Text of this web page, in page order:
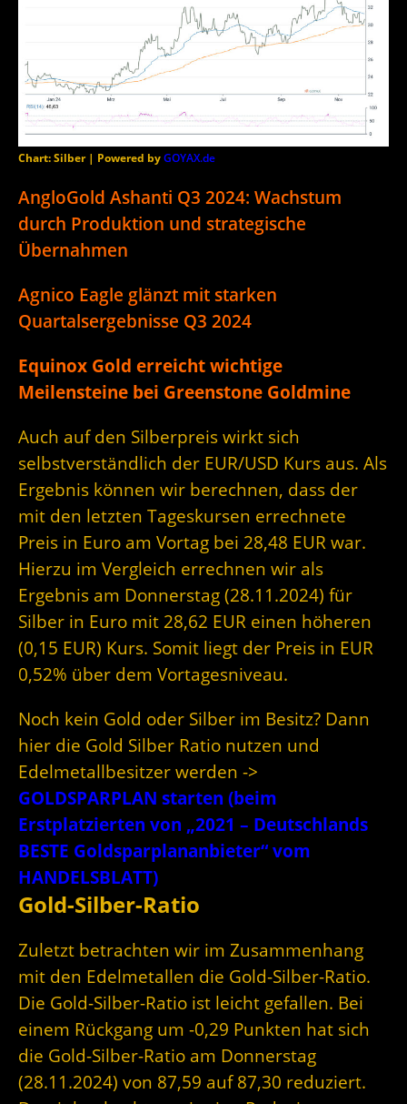
Chart: Silber | Powered byGOYAX.de
AngloGold Ashanti Q3 2024: Wachstum
durch Produktion und strategische
Übernahmen
Agnico Eagle glänzt mit starken
Quartalsergebnisse Q3 2024
Equinox Gold erreicht wichtige
Meilensteine bei Greenstone Goldmine
Auch auf den Silberpreis wirkt sich
selbstverständlich der EUR/USD Kurs aus. Als
Ergebnis können wir berechnen, dass der
mit den letzten Tageskursen errechnete
Preis in Euro am Vortag bei 28,48 EUR war.
Hierzu im Vergleich errechnen wir als
Ergebnis am Donnerstag (28.11.2024) für
Silber in Euro mit 28,62 EUR einen höheren
(0,15 EUR) Kurs. Somit liegt der Preis in EUR
0,52% über dem Vortagesniveau.
Noch kein Gold oder Silber im Besitz? Dann
hier die Gold Silber Ratio nutzen und
Edelmetallbesitzer werden ->
GOLDSPARPLAN starten (beim
Erstplatzierten von „2021 – Deutschlands
BESTE Goldsparplananbieter“ vom
HANDELSBLATT)
Gold-Silber-Ratio
Zuletzt betrachten wir im Zusammenhang
mit den Edelmetallen die Gold-Silber-Ratio.
Die Gold-Silber-Ratio ist leicht gefallen. Bei
einem Rückgang um -0,29 Punkten hat sich
die Gold-Silber-Ratio am Donnerstag
(28.11.2024) von 87,59 auf 87,30 reduziert.